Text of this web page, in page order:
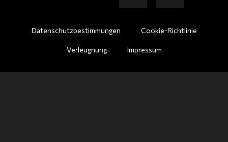
Datenschutzbestimmungen Cookie-Richtlinie
Verleugnung Impressum